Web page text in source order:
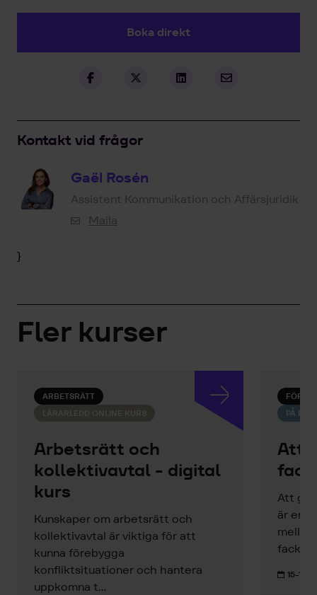
Boka direkt
Kontakt vid frågor
Gaël Rosén
Assistent Kommunikation och Affärsjuridik
Maila
}
Fler kurser
ARBETSRÄTT
LÄRARLEDD ONLINE KURS
Arbetsrätt och
kollektivavtal - digital
kurs
Kunskaper om arbetsrätt och
kollektivavtal är viktiga för att
kunna förebygga
konfliktsituationer och hantera
uppkomna t...
PÅ
Att
Att
är en
15-16